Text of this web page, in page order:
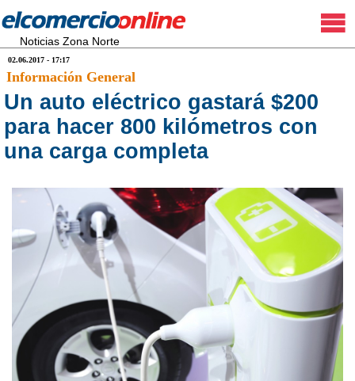
Noticias Zona Norte
02.06.2017 - 17:17
Información General
Un auto eléctrico gastará $200
para hacer 800 kilómetros con
una carga completa